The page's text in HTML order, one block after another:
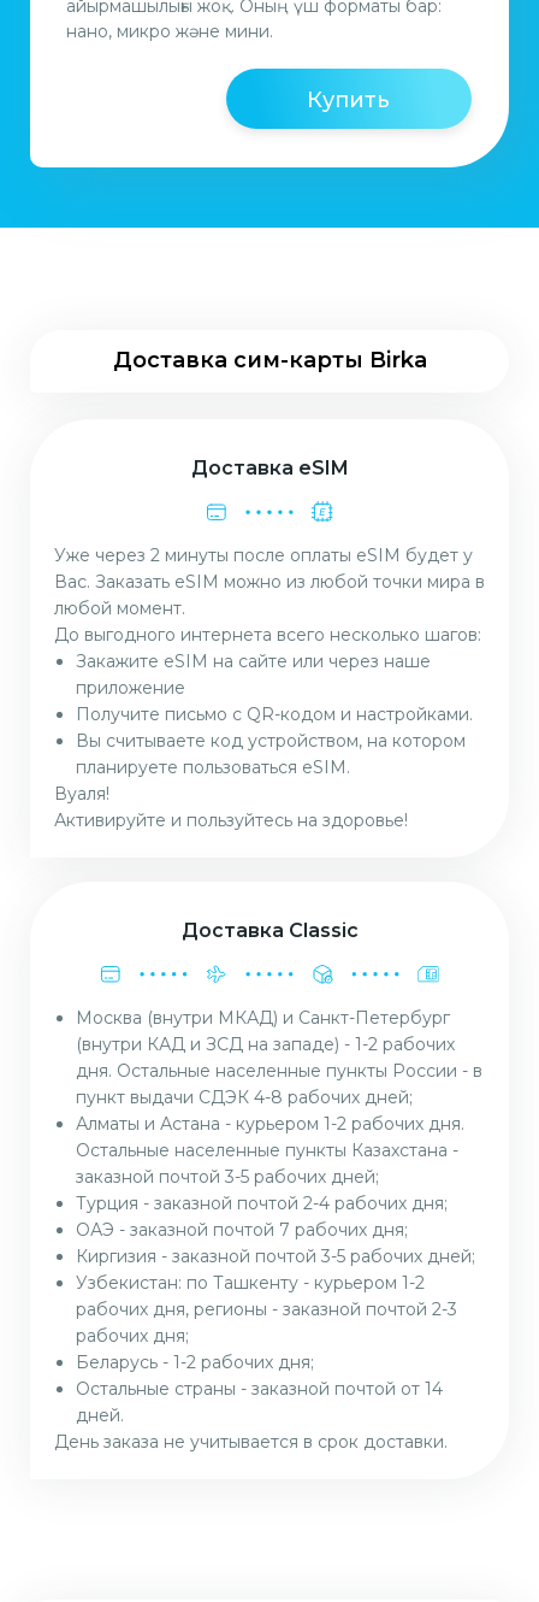
айырмашылығы жоқ. Оның үш форматы бар:
нано, микро және мини.
Купить
Доставка сим-карты Birka
Доставка eSIM
Уже через 2 минуты после оплаты eSIM будет у
Вас. Заказать eSIM можно из любой точки мира в
любой момент.
До выгодного интернета всего несколько шагов:
Закажите eSIM на сайте или через наше
приложение
Получите письмо с QR-кодом и настройками.
Вы считываете код устройством, на котором
планируете пользоваться eSIM.
Вуаля!
Активируйте и пользуйтесь на здоровье!
Доставка Classic
Москва (внутри МКАД) и Санкт-Петербург
(внутри КАД и ЗСД на западе) - 1-2 рабочих
дня. Остальные населенные пункты России - в
пункт выдачи СДЭК 4-8 рабочих дней;
Алматы и Астана - курьером 1-2 рабочих дня.
Остальные населенные пункты Казахстана -
заказной почтой 3-5 рабочих дней;
Турция - заказной почтой 2-4 рабочих дня;
ОАЭ - заказной почтой 7 рабочих дня;
Киргизия - заказной почтой 3-5 рабочих дней;
Узбекистан: по Ташкенту - курьером 1-2
рабочих дня, регионы - заказной почтой 2-3
рабочих дня;
Беларусь - 1-2 рабочих дня;
Остальные страны - заказной почтой от 14
дней.
День заказа не учитывается в срок доставки.